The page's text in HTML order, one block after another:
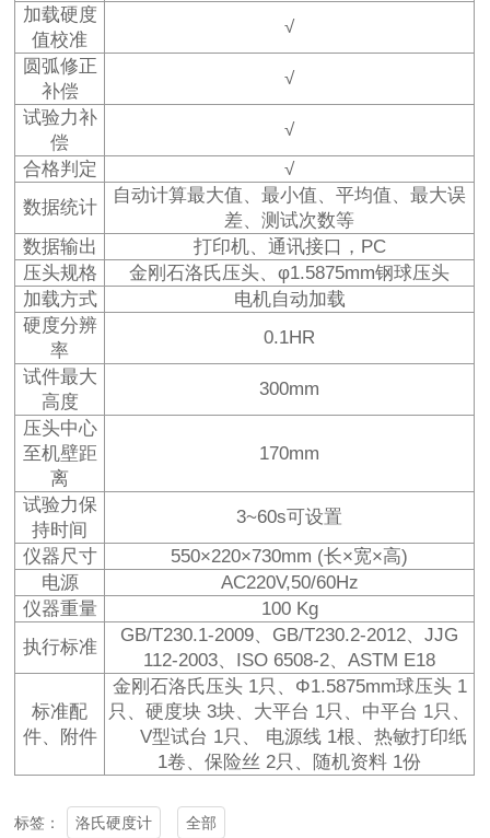
加载硬度
值校准
√
圆弧修正
补偿
√
试验力补
偿
√
合格判定
√
数据统计
自动计算最大值、最小值、平均值、最大误
差、测试次数等
数据输出
打印机、通讯接口，PC
压头规格
金刚石洛氏压头、φ1.5875mm钢球压头
加载方式
电机自动加载
硬度分辨
率
0.1HR
试件最大
高度
300mm
压头中心
至机壁距
离
170mm
试验力保
持时间
3~60s可设置
仪器尺寸
550×220×730mm (长×宽×高)
电源
AC220V,50/60Hz
仪器重量
100 Kg
执行标准
GB/T230.1-2009、GB/T230.2-2012、JJG
112-2003、ISO 6508-2、ASTM E18
标准配
件、附件
金刚石洛氏压头 1只、Φ1.5875mm球压头 1
只、硬度块 3块、大平台 1只、中平台 1只、
V型试台 1只、 电源线 1根、热敏打印纸
1卷、保险丝 2只、随机资料 1份
标签： 洛氏硬度计 全部